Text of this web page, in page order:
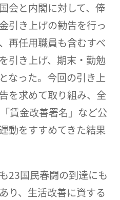
会と内閣に対して、俸
引き上げの勧告を行っ
再任用職員も含むすべ
引き上げ、期末・勤勉
なった。今回の引き上
を求めて取り組み、全
賃金改善署名」など公
動をすすめてきた結果
23国民春闘の到達にも
り、生活改善に資する